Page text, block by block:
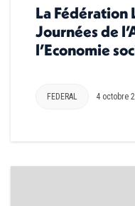
La Fédération
Journées de
l’Economie
FEDERAL 4 octobre